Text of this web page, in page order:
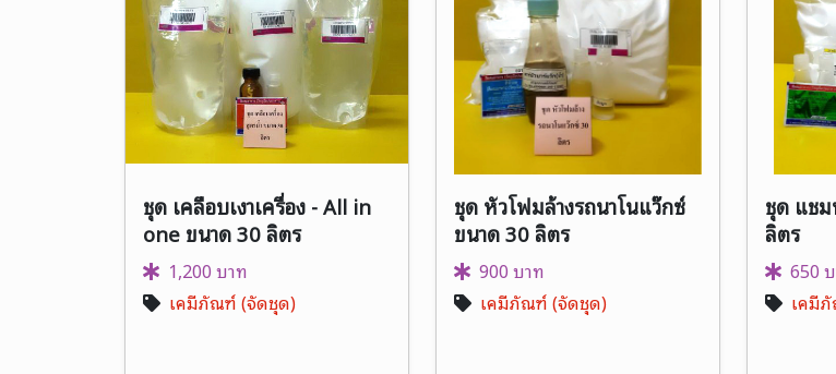
ชุด เคลือบเงาเครื่อง - All in
one ขนาด 30 ลิตร
1,200 บาท
เคมีภัณฑ์ (จัดชุด)
ชุด หัวโฟมล้างรถนาโนแว๊กซ์
ขนาด 30 ลิตร
900 บาท
เคมีภัณฑ์ (จัดชุด)
ชุด แช
ลิตร
650
เคมี